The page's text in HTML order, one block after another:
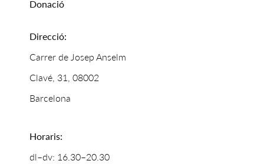
Donació
Direcció:
Carrer de Josep Anselm
Clavé, 31, 08002
Barcelona
Horaris:
dl–dv: 16.30–20.30